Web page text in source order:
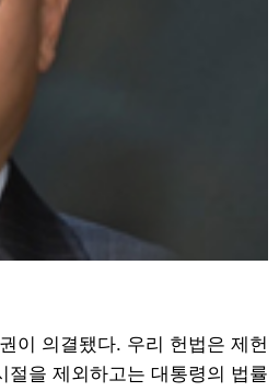
이 의결됐다. 우리 헌법은 제헌
을 제외하고는 대통령의 법률